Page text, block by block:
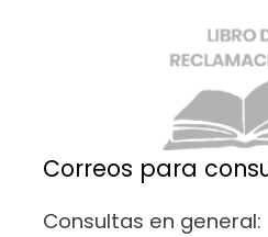
Correos para
Consultas en general: